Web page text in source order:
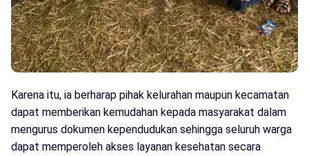
Karena itu, ia berharap pihak kelurahan maupun kecamatan
dapat memberikan kemudahan kepada masyarakat dalam
mengurus dokumen kependudukan sehingga seluruh warga
dapat memperoleh akses layanan kesehatan secara